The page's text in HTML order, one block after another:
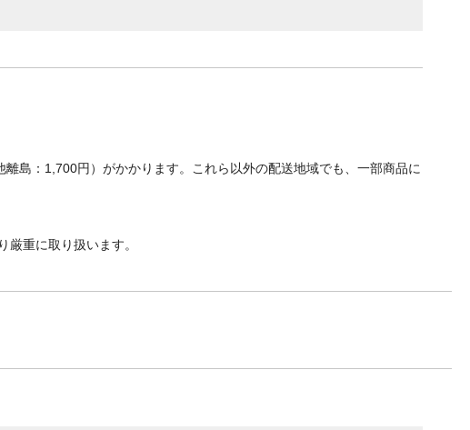
島：1,700円）がかかります。これら以外の配送地域でも、一部商品に
重に取り扱います。